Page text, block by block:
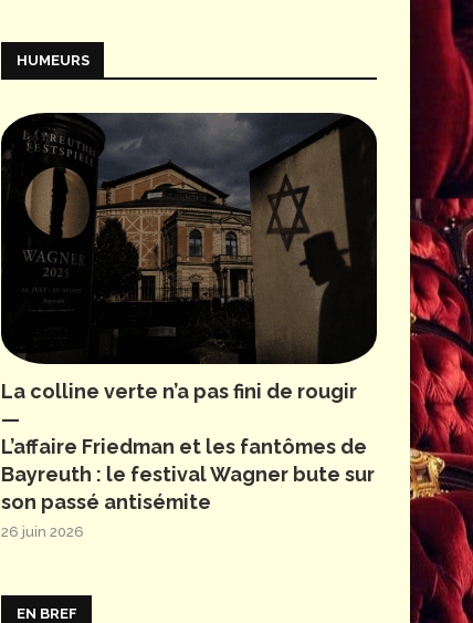
HUMEURS
La colline verte n’a pas fini de rougir
—
L’affaire Friedman et les fantômes de
Bayreuth : le festival Wagner bute sur
son passé antisémite
26 juin 2026
EN BREF